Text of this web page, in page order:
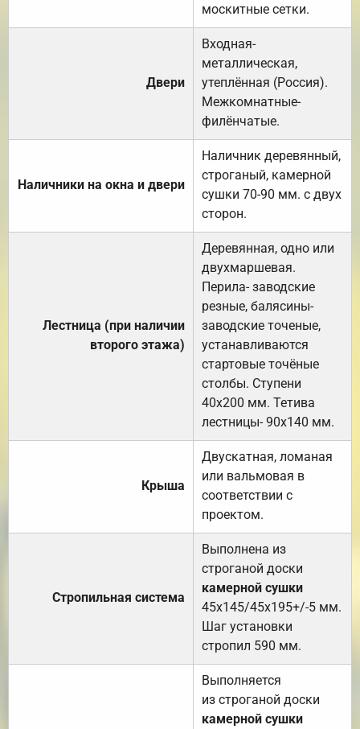
москитные сетки.
Двери
Входная-
металлическая,
утеплённая (Россия).
Межкомнатные-
филёнчатые.
Наличники на окна и двери
Наличник деревянный,
строганый, камерной
сушки 70-90 мм. с двух
сторон.
Лестница (при наличии
второго этажа)
Деревянная, одно или
двухмаршевая.
Перила- заводские
резные, балясины-
заводские точеные,
устанавливаются
стартовые точёные
столбы. Ступени
40х200 мм. Тетива
лестницы- 90х140 мм.
Крыша
Двускатная, ломаная
или вальмовая в
соответствии с
проектом.
Стропильная система
Выполнена из
строганой доски
камерной сушки
45х145/45х195+/-5 мм.
Шаг установки
стропил 590 мм.
Выполняется
из строганой доски
камерной сушки